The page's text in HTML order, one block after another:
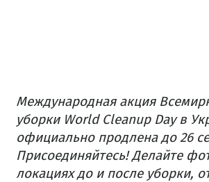
Международная акция
уборки World Cleanup Day в
официально продлена до 26
Присоединяйтесь!Делайте
локациях до и после уборки,